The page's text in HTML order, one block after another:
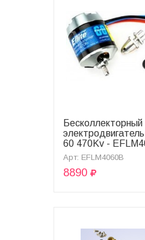
В
Бесколлекторный
60 470Kv -
Арт: EFLM4060B
8890